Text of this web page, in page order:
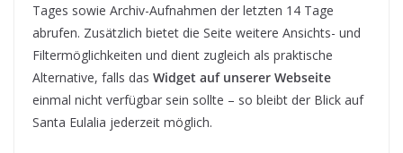
Tages sowie Archiv-Aufnahmen der letzten 14 Tage
abrufen. Zusätzlich bietet die Seite weitere Ansichts- und
Filtermöglichkeiten und dient zugleich als praktische
Alternative, falls das Widget auf unserer Webseite
einmal nicht verfügbar sein sollte – so bleibt der Blick auf
Santa Eulalia jederzeit möglich.